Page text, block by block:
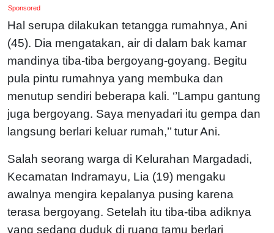
Sponsored
Hal serupa dilakukan tetangga rumahnya, Ani
(45). Dia mengatakan, air di dalam bak kamar
mandinya tiba-tiba bergoyang-goyang. Begitu
pula pintu rumahnya yang membuka dan
menutup sendiri beberapa kali. ‘’Lampu gantung
juga bergoyang. Saya menyadari itu gempa dan
langsung berlari keluar rumah,’’ tutur Ani.
Salah seorang warga di Kelurahan Margadadi,
Kecamatan Indramayu, Lia (19) mengaku
awalnya mengira kepalanya pusing karena
terasa bergoyang. Setelah itu tiba-tiba adiknya
yang sedang duduk di ruang tamu berlari